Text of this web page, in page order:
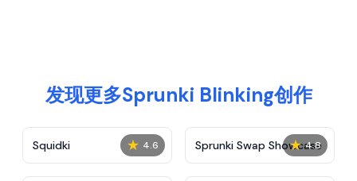
发现更多Sprunki Blinking创作
★ 4.6
Squidki ★ 4.8
Sprunki Swap Showcase